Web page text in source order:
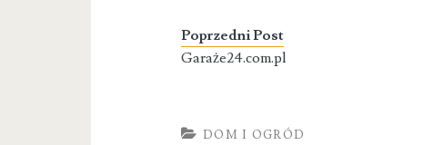
Poprzedni Post
Garaże24.com.pl
DOM I OGRÓD